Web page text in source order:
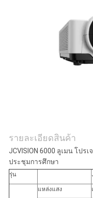
ความ
เป็น
ส่วน
รายละเอียดสินค้า
JCVISION 6000 ลูเมน โปร
ประชุมการศึกษา
รุ่น
แหล่งแสง